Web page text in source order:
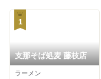
1
支那そば処麦 藤枝店
ラーメン